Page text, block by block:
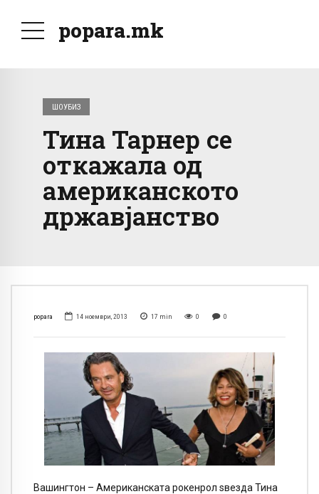
popara.mk
ШОУБИЗ
Тина Тарнер се
откажала од
американското
државјанство
popara 14 ноември, 2013 17 min 0 0
Вашингтон – Американската рокенрол ѕвезда Тина